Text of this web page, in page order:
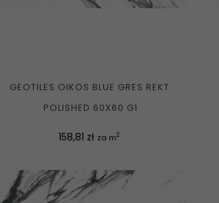
GEOTILES OIKOS BLUE GRES REKT.
POLISHED 60X60 G1
Cena
158,81 zł za m2